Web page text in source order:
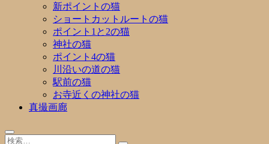
新ポイントの猫
ショートカットルートの猫
ポイント1と2の猫
神社の猫
ポイント4の猫
川沿いの道の猫
駅前の猫
お寺近くの神社の猫
真撮画廊